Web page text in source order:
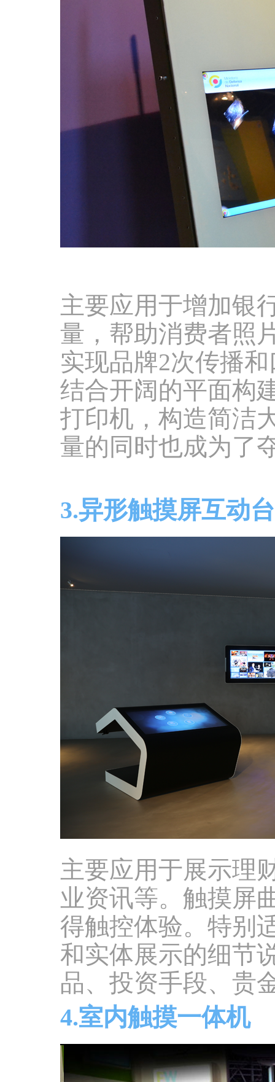
主要应用于增加银
量，帮助消费者照
实现品牌2次传播
结合开阔的平面构
打印机，构造简洁
量的同时也成为了
3.异形触摸屏互动台
主要应用于展示理
业资讯等。触摸屏
得触控体验。特别
和实体展示的细节
品、投资手段、贵
4.室内触摸一体机